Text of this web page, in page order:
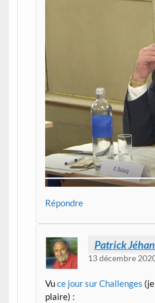
Répondre
Patrick
13 décembre
Vuce jour sur Challenges
plaire) :